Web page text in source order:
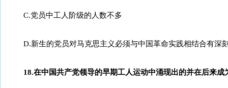
C.党员中工人阶级的人数不多
D.新生的党员对马克思主义必须与中国革命实践相结合有深
18.在中国共产党领导的早期工人运动中涌现出的并在后来成